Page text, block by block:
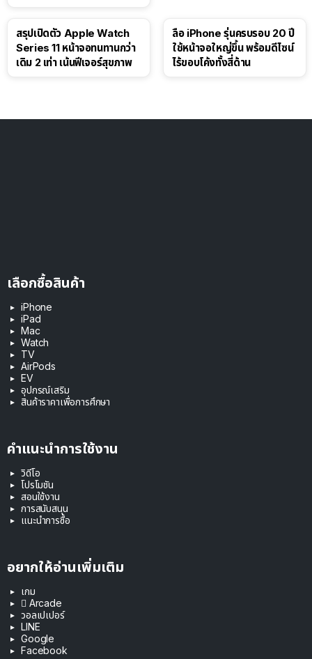
สรุปเปิดตัว Apple Watch
Series 11 หน้าจอทนทานกว่า
เดิม 2 เท่า เน้นฟีเจอร์สุขภาพ
ลือ iPhone รุ่นครบรอบ 20 ปี
ใช้หน้าจอใหญ่ขึ้น พร้อมดีไซน์
ไร้ขอบโค้งทั้งสี่ด้าน
เลือกซื้อสินค้า
iPhone
iPad
Mac
Watch
TV
AirPods
EV
อุปกรณ์เสริม
สินค้าราคาเพื่อการศึกษา
คำแนะนำการใช้งาน
วิดีโอ
โปรโมชัน
สอนใช้งาน
การสนับสนุน
แนะนำการซื้อ
อยากให้อ่านเพิ่มเติม
เกม
 Arcade
วอลเปเปอร์
LINE
Google
Facebook